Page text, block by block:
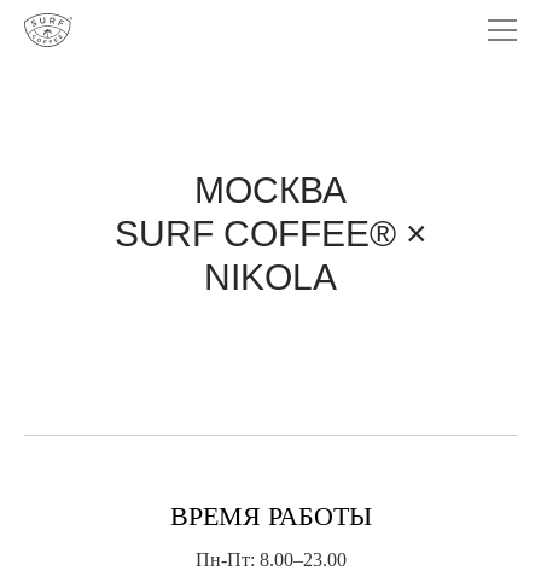
МОСКВА
SURF COFFEE® ×
NIKOLA
ВРЕМЯ РАБОТЫ
Пн-Пт: 8.00–23.00